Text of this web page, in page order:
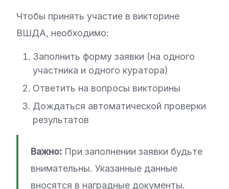
Чтобы принять участие в викторине
ВШДА, необходимо:
Заполнить форму заявки (на одного
участника и одного куратора)
Ответить на вопросы викторины
Дождаться автоматической проверки
результатов
Важно: При заполнении заявки будьте
внимательны. Указанные данные
вносятся в наградные документы.